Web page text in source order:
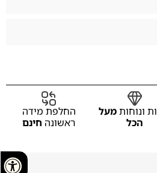
ונוחותמעל
הכל
החלפת מידה
ראשונה חינם